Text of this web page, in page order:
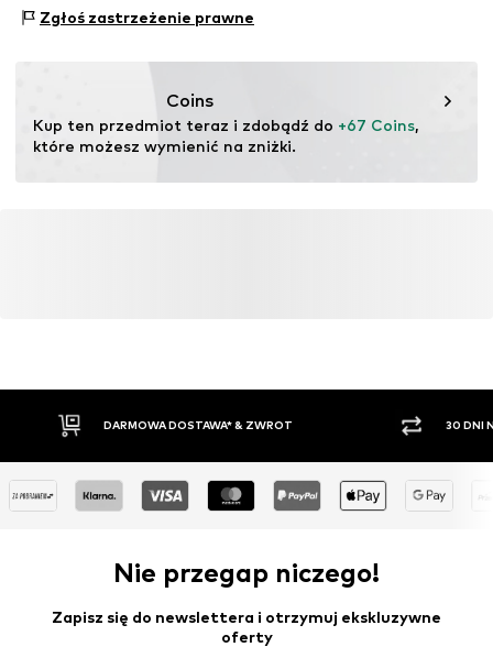
Podszewka wewnętrzna: Bawełna
Zgłoś zastrzeżenie prawne
Coins
Kup ten przedmiot teraz i zdobądź do +67 Coins,
które możesz wymienić na zniżki.
DARMOWA DOSTAWA* & ZWROT 30 DNI
Nie przegap niczego!
Zapisz się do newslettera i otrzymuj ekskluzywne
oferty